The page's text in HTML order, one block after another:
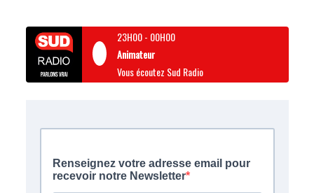
23H00- 00H00
Animateur
Vous écoutez Sud Radio